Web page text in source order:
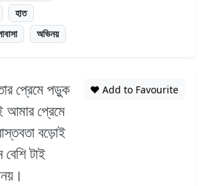
হাত
অভিনয়
প্রেমে পড়ুক
আমার প্রেমে
বড়োই
বেশি টাই
❤️ Add to Favourite